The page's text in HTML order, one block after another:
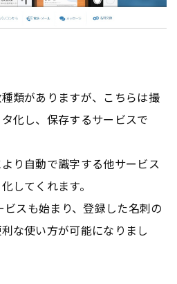
類がありますが、こちらは撮
化し、保存するサービスで
り自動で識字する他サービス
してくれます。
スも始まり、登録した名刺の
な使い方が可能になりまし